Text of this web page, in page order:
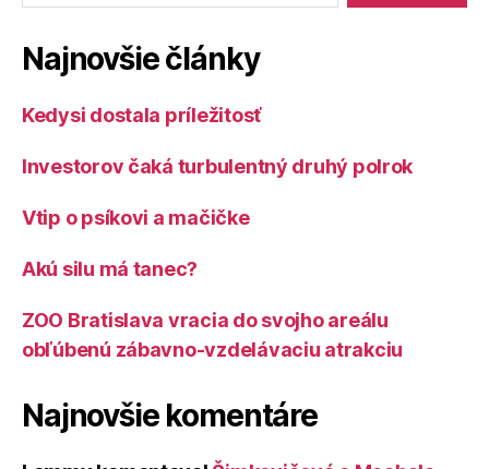
Najnovšie články
Kedysi dostala príležitosť
Investorov čaká turbulentný druhý polrok
Vtip o psíkovi a mačičke
Akú silu má tanec?
ZOO Bratislava vracia do svojho areálu
obľúbenú zábavno-vzdelávaciu atrakciu
Najnovšie komentáre